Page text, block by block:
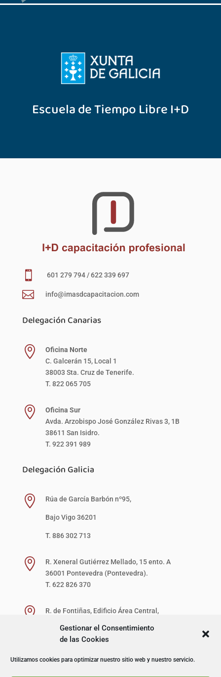
Gestionar el Consentimiento
de las Cookies
Utilizamos cookies para optimizar nuestro sitio web y nuestro servicio.
Escuela de Tiempo Libre I+D
 601 279 794 / 622 339 697
 info@imasdcapacitacion.com
Delegación Canarias

Oficina Norte
C. Galcerán 15, Local 1
38003 Sta. Cruz de Tenerife.
T. 822 065 705

Oficina Sur
Avda. Arzobispo José González Rivas 3, 1B
38611 San Isidro.
T. 922 391 989
Delegación Galicia
 Rúa de García Barbón nº95,
Bajo Vigo 36201
T. 886 302 713

R. Xeneral Gutiérrez Mellado, 15 ento. A
36001 Pontevedra (Pontevedra).
T. 622 826 370

R. de Fontiñas, Edificio Área Central,
© I+D Capacitación Profesional